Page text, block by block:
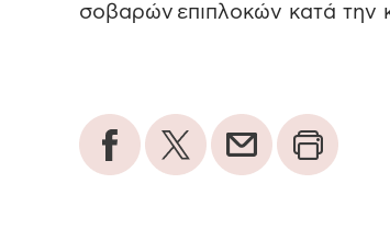
σοβαρών επιπλοκών κατά την